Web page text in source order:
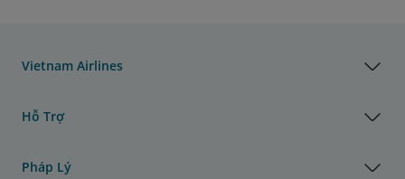
Vietnam Airlines
Hỗ Trợ
Pháp Lý